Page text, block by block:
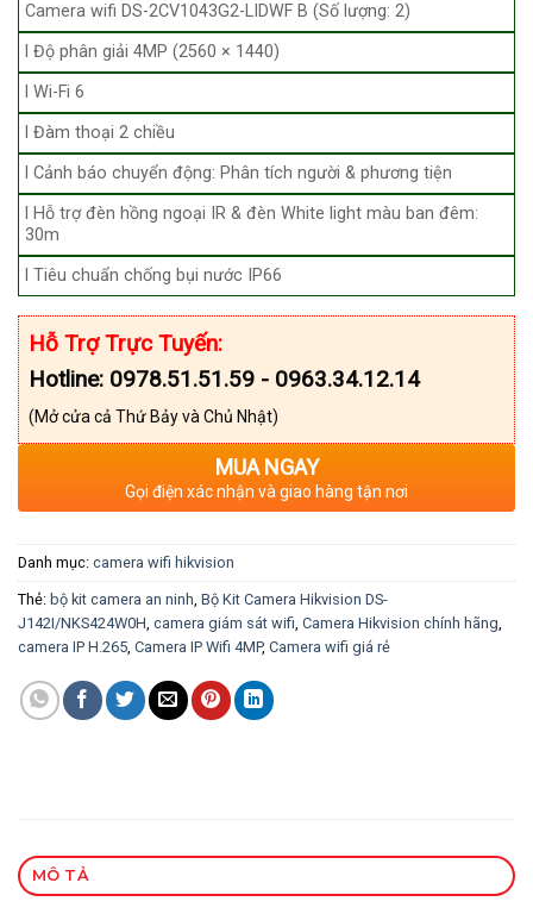
Camera wifi DS-2CV1043G2-LIDWF B (Số lượng: 2)
l Độ phân giải 4MP (2560 × 1440)
l Wi-Fi 6
l Đàm thoại 2 chiều
l Cảnh báo chuyển động: Phân tích người & phương tiện
l Hỗ trợ đèn hồng ngoại IR & đèn White light màu ban đêm:
30m
l Tiêu chuẩn chống bụi nước IP66
Hỗ Trợ Trực Tuyến:
Hotline: 0978.51.51.59 - 0963.34.12.14
(Mở cửa cả Thứ Bảy và Chủ Nhật)
MUA NGAY
Gọi điện xác nhận và giao hàng tận nơi
Danh mục: camera wifi hikvision
Thẻ: bộ kit camera an ninh, Bộ Kit Camera Hikvision DS-
J142I/NKS424W0H, camera giám sát wifi, Camera Hikvision chính hãng,
camera IP H.265, Camera IP Wifi 4MP, Camera wifi giá rẻ
MÔ TẢ